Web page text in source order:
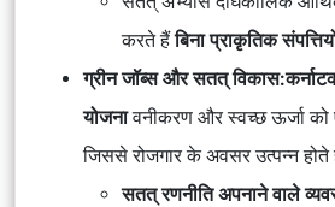
करते हैंबिना प्राकृतिक
ग्रीन जॉब्स और सतत् विकास:
योजनावनीकरण और स्वच्छ ऊर्जा को
जिससे रोजगार के अवसर उत्पन्न होते
सतत् रणनीति अपनाने वाले